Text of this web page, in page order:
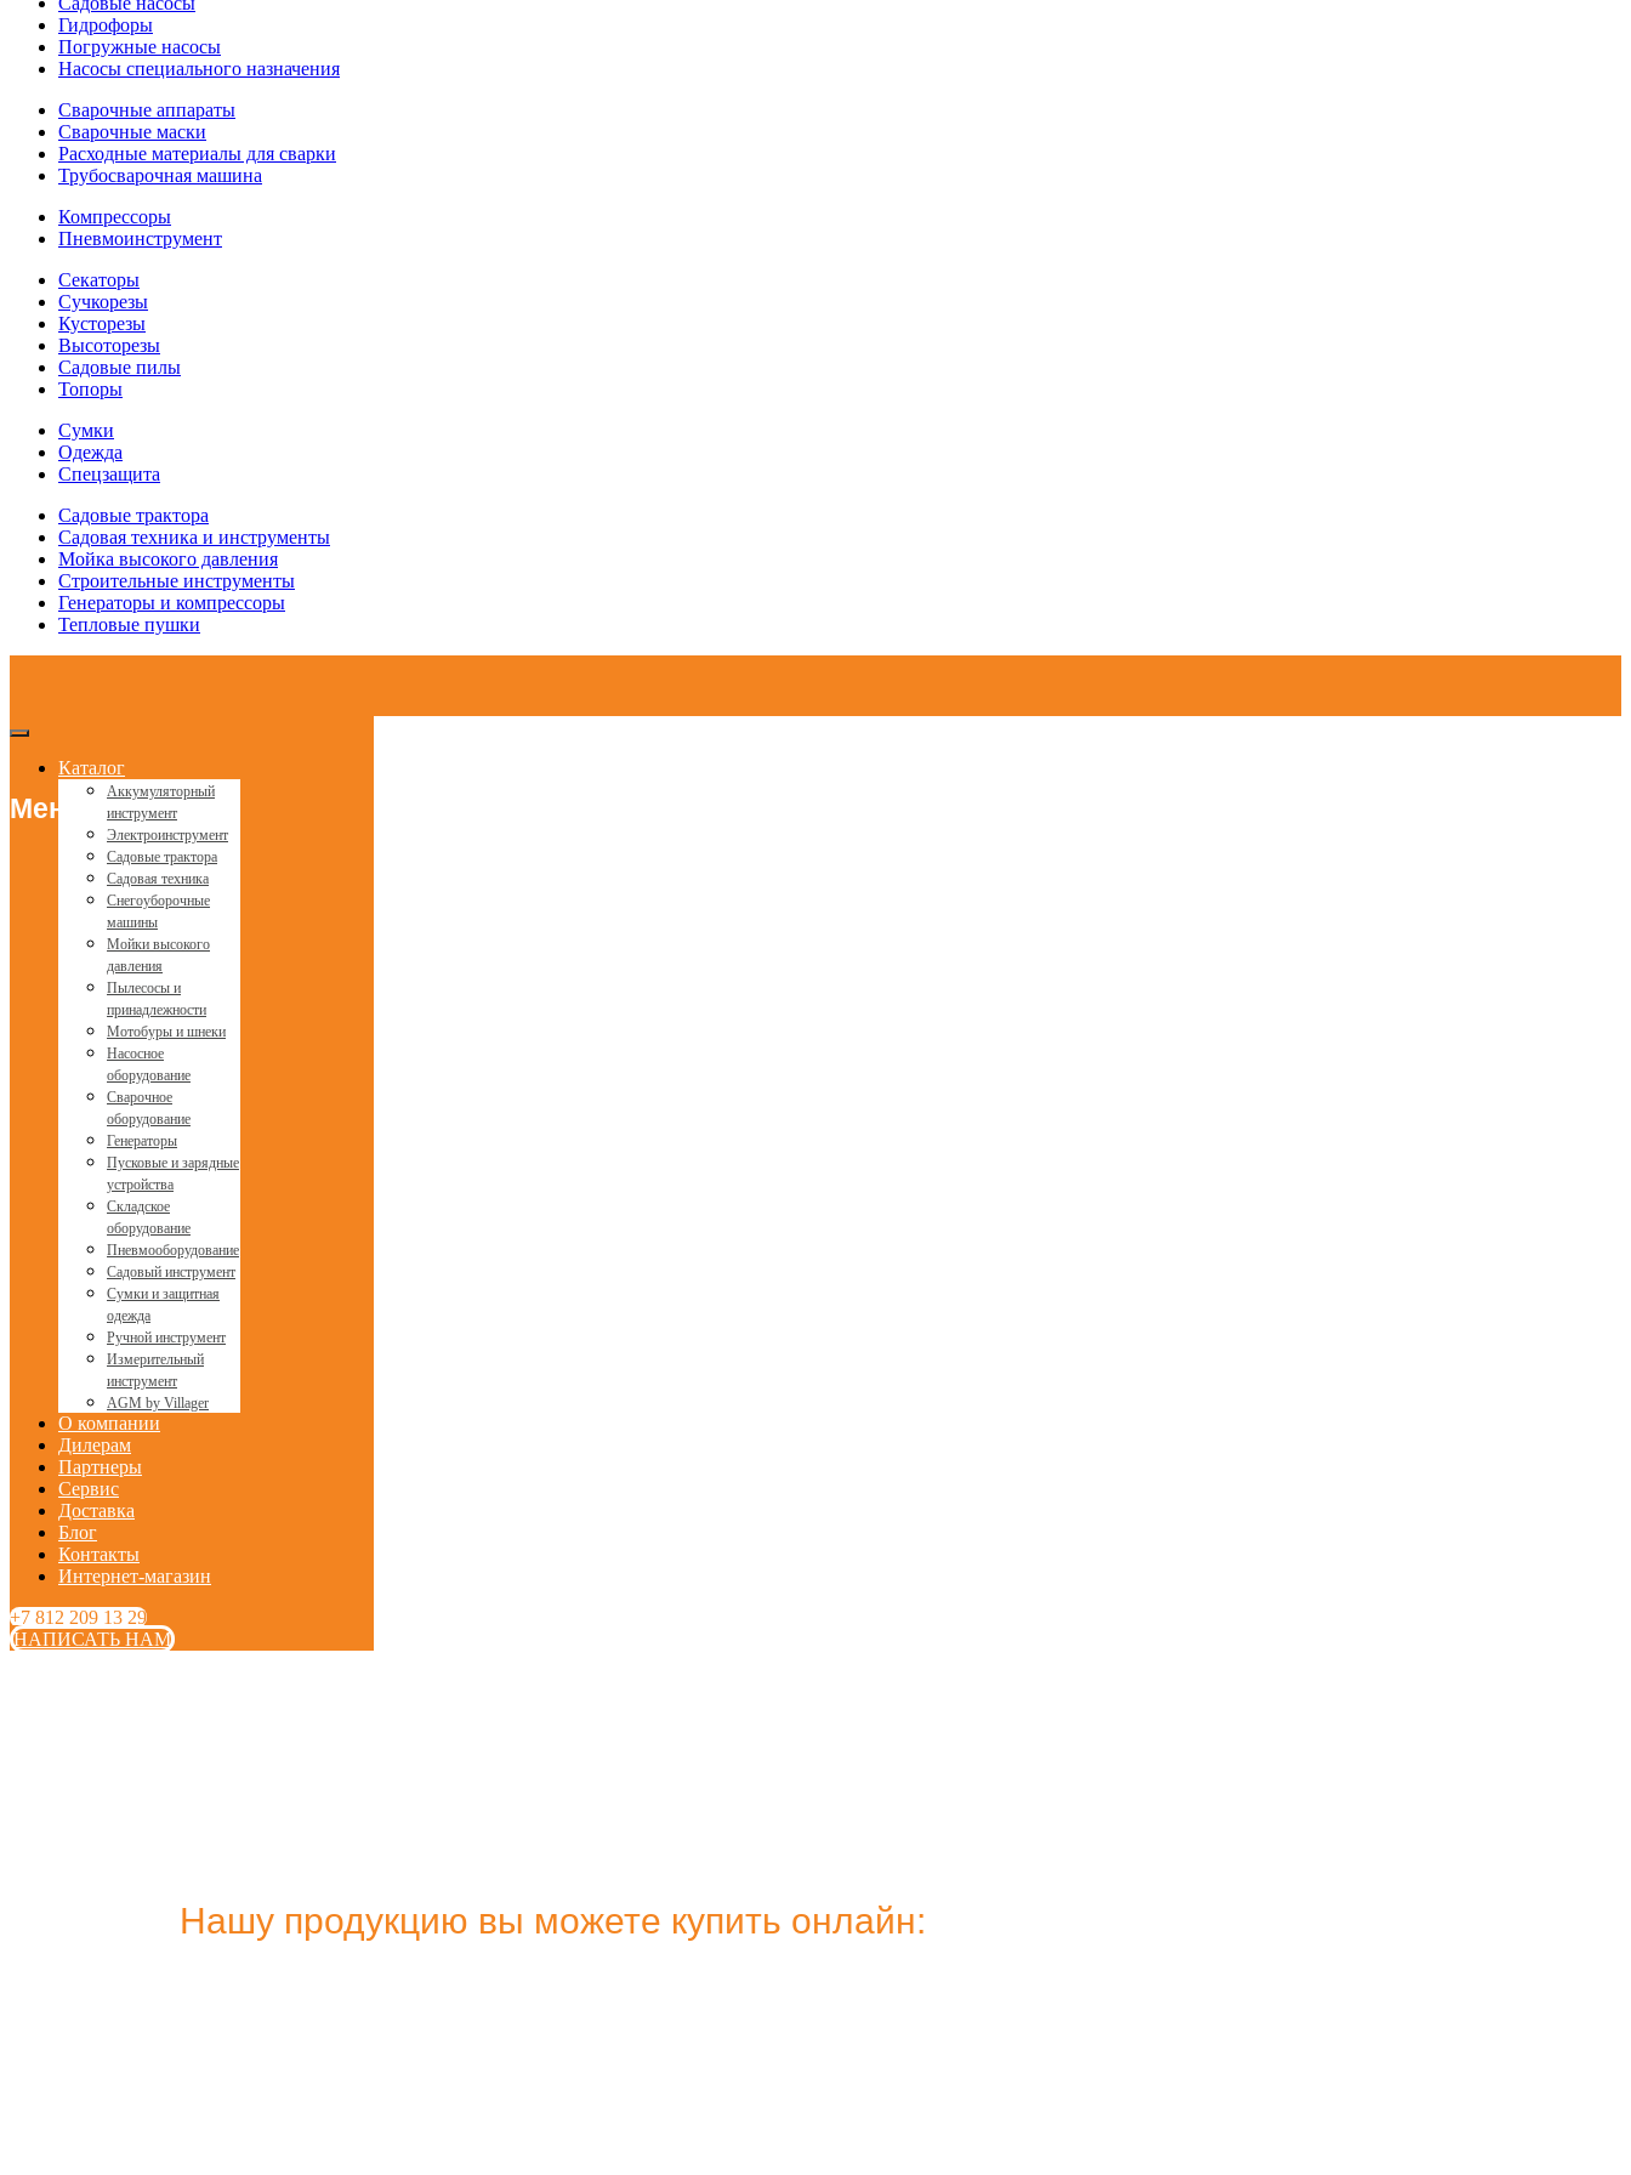
Гидрофоры
Погружные насосы
Насосы специального назначения
Сварочные аппараты
Сварочные маски
Расходные материалы для сварки
Трубосварочная машина
Компрессоры
Пневмоинструмент
Секаторы
Сучкорезы
Кусторезы
Высоторезы
Садовые пилы
Топоры
Сумки
Одежда
Спецзащита
Садовые трактора
Садовая техника и инструменты
Мойка высокого давления
Строительные инструменты
Генераторы и компрессоры
Тепловые пушки
Меню
Каталог
Аккумуляторный
инструмент
Электроинструмент
Садовые трактора
Садовая техника
Снегоуборочные
машины
Мойки высокого
давления
Пылесосы и
принадлежности
Мотобуры и шнеки
Насосное
оборудование
Сварочное
оборудование
Генераторы
Пусковые и зарядные
устройства
Складское
оборудование
Пневмооборудование
Садовый инструмент
Сумки и защитная
одежда
Ручной инструмент
Измерительный
инструмент
AGM by Villager
О компании
Дилерам
Партнеры
Сервис
Доставка
Блог
Контакты
Интернет-магазин
+7 812 209 13 29
НАПИСАТЬ НАМ
Нашу продукцию вы можете купить онлайн: